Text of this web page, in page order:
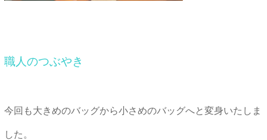
職人のつぶやき
今回も大きめのバッグから小さめのバッグへと変身いたしま
した。